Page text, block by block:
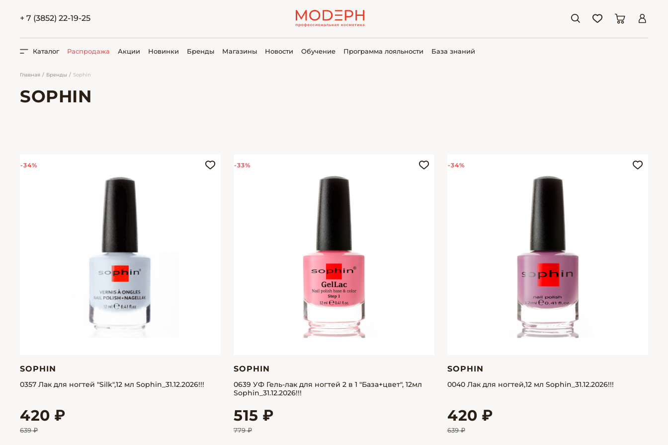
+ 7 (3852) 22-19-25
Каталог Распродажа Акции Новинки Бренды Магазины Новости Обучение Программа лояльности База знаний
Главная Бренды Sophin
SOPHIN
-34%
SOPHIN
0357 Лак для ногтей "Silk",12 мл Sophin_31.12.2026!!!
420 ₽
639 ₽
-33%
SOPHIN
0639 УФ Гель-лак для ногтей 2 в 1 "База+цвет", 12мл
Sophin_31.12.2026!!!
515 ₽
779 ₽
-34%
SOPHIN
0040 Лак для ногтей,12 мл Sophin_31.12.2026!!!
420 ₽
639 ₽